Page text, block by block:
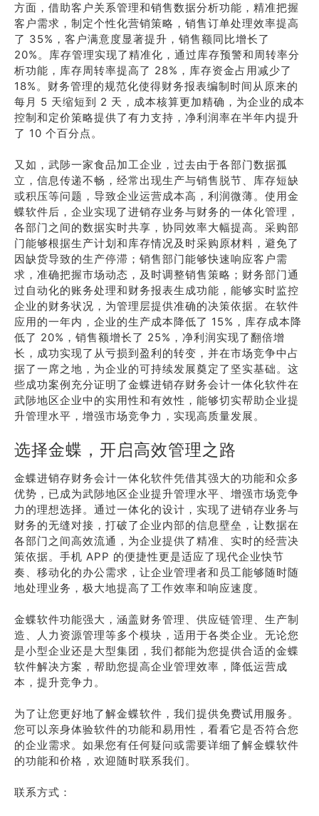
方面，借助客户关系管理和销售数据分析功能，精准把握
客户需求，制定个性化营销策略，销售订单处理效率提高
了 35%，客户满意度显著提升，销售额同比增长了
20%。库存管理实现了精准化，通过库存预警和周转率分
析功能，库存周转率提高了 28%，库存资金占用减少了
18%。财务管理的规范化使得财务报表编制时间从原来的
每月 5 天缩短到 2 天，成本核算更加精确，为企业的成本
控制和定价策略提供了有力支持，净利润率在半年内提升
了 10 个百分点。
又如，武陟一家食品加工企业，过去由于各部门数据孤
立，信息传递不畅，经常出现生产与销售脱节、库存短缺
或积压等问题，导致企业运营成本高，利润微薄。使用金
蝶软件后，企业实现了进销存业务与财务的一体化管理，
各部门之间的数据实时共享，协同效率大幅提高。采购部
门能够根据生产计划和库存情况及时采购原材料，避免了
因缺货导致的生产停滞；销售部门能够快速响应客户需
求，准确把握市场动态，及时调整销售策略；财务部门通
过自动化的账务处理和财务报表生成功能，能够实时监控
企业的财务状况，为管理层提供准确的决策依据。在软件
应用的一年内，企业的生产成本降低了 15%，库存成本降
低了 20%，销售额增长了 25%，净利润实现了翻倍增
长，成功实现了从亏损到盈利的转变，并在市场竞争中占
据了一席之地，为企业的可持续发展奠定了坚实基础。这
些成功案例充分证明了金蝶进销存财务会计一体化软件在
武陟地区企业中的实用性和有效性，能够切实帮助企业提
升管理水平，增强市场竞争力，实现高质量发展。
选择金蝶，开启高效管理之路
金蝶进销存财务会计一体化软件凭借其强大的功能和众多
优势，已成为武陟地区企业提升管理水平、增强市场竞争
力的理想选择。通过一体化的设计，实现了进销存业务与
财务的无缝对接，打破了企业内部的信息壁垒，让数据在
各部门之间高效流通，为企业提供了精准、实时的经营决
策依据。手机 APP 的便捷性更是适应了现代企业快节
奏、移动化的办公需求，让企业管理者和员工能够随时随
地处理业务，极大地提高了工作效率和响应速度。
金蝶软件功能强大，涵盖财务管理、供应链管理、生产制
造、人力资源管理等多个模块，适用于各类企业。无论您
是小型企业还是大型集团，我们都能为您提供合适的金蝶
软件解决方案，帮助您提高企业管理效率，降低运营成
本，提升竞争力。
为了让您更好地了解金蝶软件，我们提供免费试用服务。
您可以亲身体验软件的功能和易用性，看看它是否符合您
的企业需求。如果您有任何疑问或需要详细了解金蝶软件
的功能和价格，欢迎随时联系我们。
联系方式：